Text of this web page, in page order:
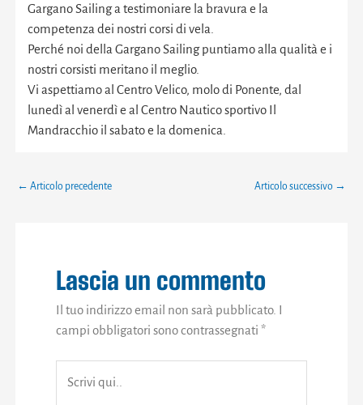
Gargano Sailing a testimoniare la bravura e la
competenza dei nostri corsi di vela.
Perché noi della Gargano Sailing puntiamo alla qualità e i
nostri corsisti meritano il meglio.
Vi aspettiamo al Centro Velico, molo di Ponente, dal
lunedì al venerdì e al Centro Nautico sportivo Il
Mandracchio il sabato e la domenica.
← Articolo precedente Articolo successivo →
Lascia un commento
Il tuo indirizzo email non sarà pubblicato. I
campi obbligatori sono contrassegnati*
qui..